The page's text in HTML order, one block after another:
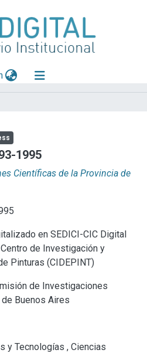
(current)
1995
Científicas de la Provincia de
en SEDICI-CIC Digital
de Investigación y
Pinturas (CIDEPINT)
de Investigaciones
Buenos Aires
y Tecnologías , Ciencias